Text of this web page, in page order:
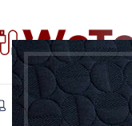
INFORMATIQUE